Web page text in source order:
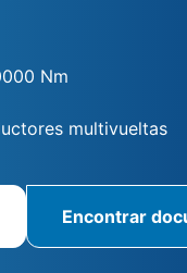
Nm
multivueltas
Encontrar